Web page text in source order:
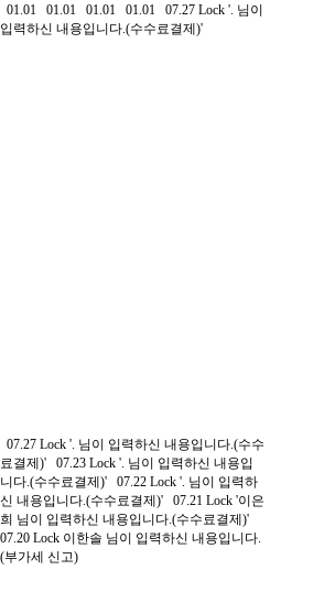
01.01 01.01 01.01 01.01 07.27 Lock '. 님이
입력하신 내용입니다.(수수료결제)'
07.27 Lock '. 님이 입력하신 내용입니다.(수수
료결제)'
07.23 Lock '. 님이 입력하신 내용입
니다.(수수료결제)'
07.22 Lock '. 님이 입력하
신 내용입니다.(수수료결제)'
07.21 Lock '이은
희 님이 입력하신 내용입니다.(수수료결제)'
07.20 Lock 이한솔 님이 입력하신 내용입니다.
(부가세 신고)